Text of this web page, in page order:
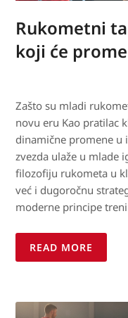
Rukometni
koji će
Zašto su mladi
novu eru Kao pratilac
dinamične promene u
zvezda ulaže u mlade
filozofiju rukometa u
već i dugoročnu
moderne principe
READ MORE